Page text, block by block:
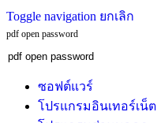
Toggle navigation ยกเลิก
pdf open password
ซอฟต์แวร์
โปรแกรมอินเทอร์เน็ต